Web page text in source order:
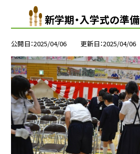
新学期・入学式の準備
公開日 2025/04/06 更新日 2025/04/06